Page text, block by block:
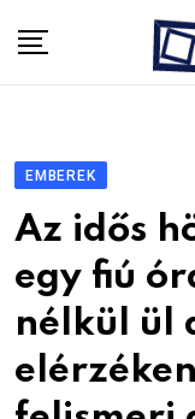
EMBEREK
Az idős
egy fiú
nélkül ül